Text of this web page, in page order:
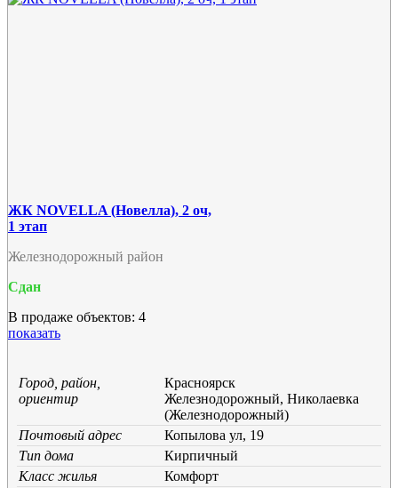
ЖК NOVELLA (Новелла), 2 оч,
1 этап
Железнодорожный район
Сдан
В продаже объектов: 4
показать
Город, район,
ориентир
Красноярск
Железнодорожный, Николаевка
(Железнодорожный)
Почтовый адрес
Копылова ул, 19
Тип дома
Кирпичный
Класс жилья
Комфорт